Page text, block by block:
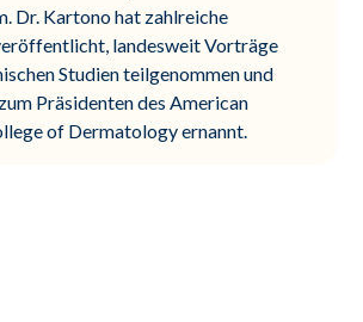
Dr. Kartono hat zahlreiche
landesweit Vorträge
Studien teilgenommen und
Präsidenten des American
of Dermatology ernannt.